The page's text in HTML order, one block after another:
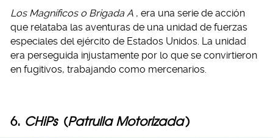
Los Magníficos o Brigada A , era una serie de acción
que relataba las aventuras de una unidad de fuerzas
especiales del ejército de Estados Unidos. La unidad
era perseguida injustamente por lo que se convirtieron
en fugitivos, trabajando como mercenarios.
6. CHiPs (Patrulla Motorizada)